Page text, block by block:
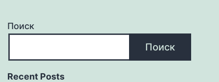
Поиск
Поиск
Recent Posts